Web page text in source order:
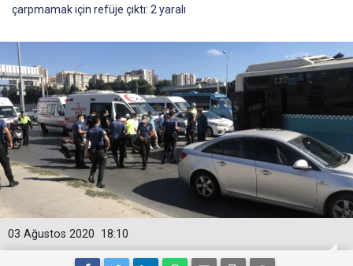
çarpmamak için refüje çıktı: 2 yaralı
18:10
03 Ağustos 2020